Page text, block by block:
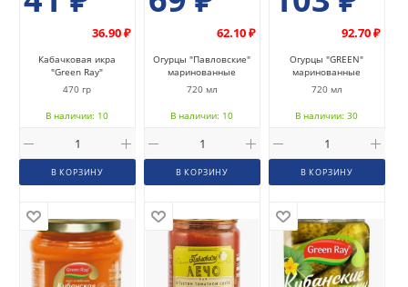
36.90 ₽
Кабачковая икра
"Green Ray"
470 гр
В наличии: 10
В КОРЗИНУ
62.10 ₽
Огурцы "Павловские"
маринованные
720 мл
В наличии: 10
В КОРЗИНУ
92.70 ₽
Огурцы "GREEN"
маринованные
720 мл
В наличии: 30
В КОРЗИНУ